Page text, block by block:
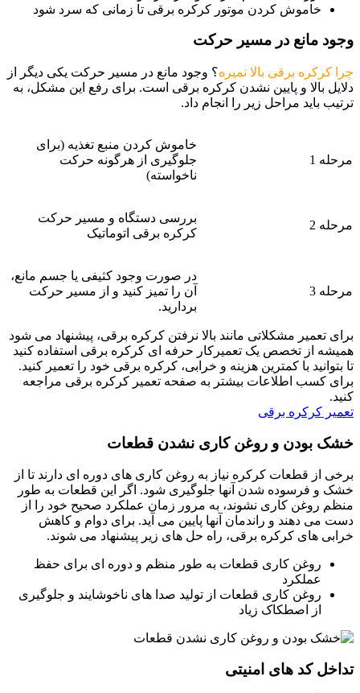
خاموش کردن موتور کرکره برقی تا زمانی که سرد شود
وجود مانع در مسیر حرکت
چرا کرکره برقی بالا نمیره؟ وجود مانع در مسیر حرکت یکی دیگر از
دلایل بالا و پایین نشدن کرکره برقی است. برای رفع این مشکل، به
ترتیب باید مراحل زیر را انجام داد.
مرحله 1
خاموش کردن منبع تغذیه (برای
جلوگیری از هرگونه حرکت
ناخواسته)
مرحله 2
بررسی دستگاه و مسیر حرکت
کرکره برقی اتوماتیک
مرحله 3
در صورت وجود کثیفی یا جسم مانع،
آن را تمیز کنید و از مسیر حرکت
بردارید.
برای تعمیر مشکلاتی مانند بالا نرفتن کرکره برقی، پیشنهاد می شود
همیشه از تخصص یک تعمیرکار حرفه ای کرکره برقی استفاده کنید
تا بتوانید با کمترین هزینه و خرابی، کرکره برقی خود را تعمیر کنید.
برای کسب اطلاعات بیشتر به صفحه تعمیر کرکره برقی مراجعه
کنید.
تعمیر کرکره برقی
خشک بودن و روغن کاری نشدن قطعات
برخی از قطعات کرکره نیاز به روغن کاری های دوره ای دارند تا از
خشک و فرسوده شدن آنها جلوگیری شود. اگر این قطعات به طور
منظم روغن کاری نشوند، به مرور زمان عملکرد صحیح خود را از
دست می دهند و راندمان آنها پایین می آید. برای دوام و کاهش
خرابی های کرکره برقی، راه حل های زیر پیشنهاد می شوند.
روغن کاری قطعات به طور منظم و دوره ای برای حفظ
عملکرد
روغن کاری قطعات از تولید صدا های ناخوشایند و جلوگیری
از اصطکاک زیاد
تداخل کد های امنیتی